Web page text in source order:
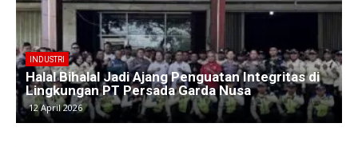
BERITA
Kawasan Industri Cikarang Kembali Padat,
Produksi dan Logistik Beroperasi Penuh”
9 April 2026